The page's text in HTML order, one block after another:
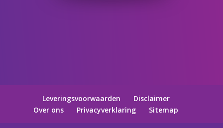
Leveringsvoorwaarden
Disclaimer
Over ons
Privacyverklaring Sitemap